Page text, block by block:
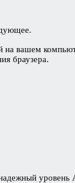
на вашем
браузера.
уровень